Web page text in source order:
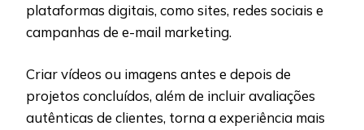
plataformas digitais, como sites, redes sociais e
campanhas de e-mail marketing.
Criar vídeos ou imagens antes e depois de
projetos concluídos, além de incluir avaliações
autênticas de clientes, torna a experiência mais